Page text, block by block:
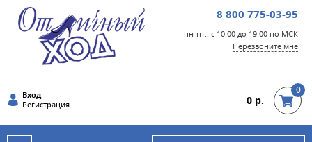
8 800 775-03-95
пн-пт.: с 10:00 до 19:00 по МСК
Перезвоните мне
Вход
Регистрация
0 р.
0